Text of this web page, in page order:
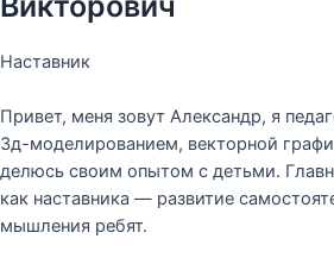
Наставник
Привет, меня зовут Александр, я
3д-моделированием, векторной
делюсь своим опытом с детьми.
как наставника — развитие
мышления ребят.